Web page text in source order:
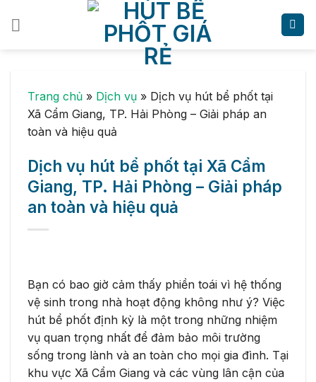
Trang chủ » Dịch vụ » Dịch vụ hút bể phốt tại
Xã Cẩm Giang, TP. Hải Phòng – Giải pháp an
toàn và hiệu quả
Dịch vụ hút bể phốt tại Xã Cẩm
Giang, TP. Hải Phòng – Giải pháp
an toàn và hiệu quả
Bạn có bao giờ cảm thấy phiền toái vì hệ thống
vệ sinh trong nhà hoạt động không như ý? Việc
hút bể phốt định kỳ là một trong những nhiệm
vụ quan trọng nhất để đảm bảo môi trường
sống trong lành và an toàn cho mọi gia đình. Tại
khu vực Xã Cẩm Giang và các vùng lân cận của